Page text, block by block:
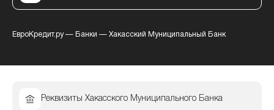
ЕвроКредит.ру— Банки — Хакасский Муниципальный Банк
Реквизиты Хакасского Муниципального Банка